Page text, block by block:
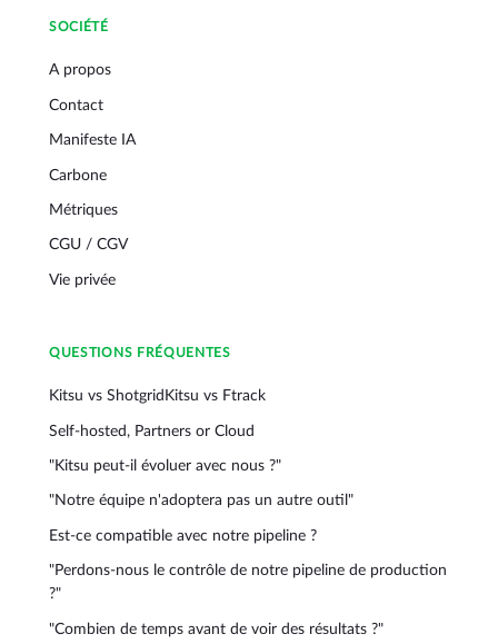
SOCIÉTÉ
A propos
Contact
Manifeste IA
Carbone
Métriques
CGU / CGV
Vie privée
QUESTIONS FRÉQUENTES
Kitsu vs Shotgrid Kitsu vs Ftrack
Self-hosted, Partners or Cloud
"Kitsu peut-il évoluer avec nous ?"
"Notre équipe n'adoptera pas un autre outil"
Est-ce compatible avec notre pipeline ?
"Perdons-nous le contrôle de notre pipeline de production
?"
"Combien de temps avant de voir des résultats ?"